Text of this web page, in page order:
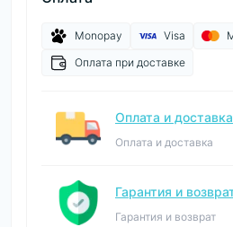
Monopay Visa
Оплата при доставке
Оплата и доставка
Оплата и доставка
Гарантия и
Гарантия и возврат